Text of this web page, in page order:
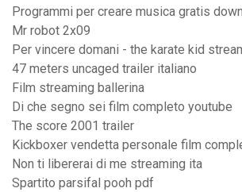
Programmi per creare musica gratis
Mr robot 2x09
Per vincere domani - the karate kid
47 meters uncaged trailer italiano
Film streaming ballerina
Di che segno sei film completo youtube
The score 2001 trailer
Kickboxer vendetta personale film
Non ti libererai di me streaming ita
Spartito parsifal pooh pdf